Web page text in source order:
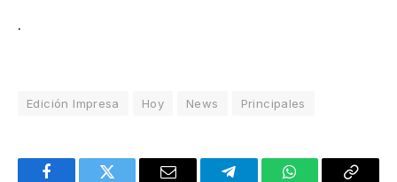
.
Edición Impresa Hoy News Principales